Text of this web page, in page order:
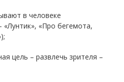
в человеке
«Про бегемота,
цель – развлечь зрителя –